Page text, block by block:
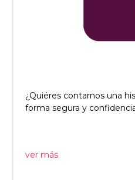
¿Quiéres contarnos una
forma segura y
ver más